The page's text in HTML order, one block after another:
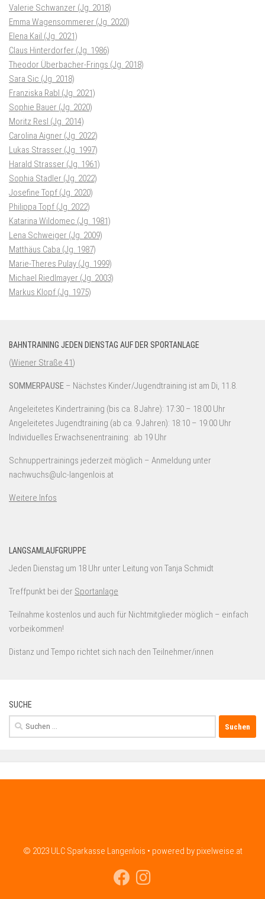
Valerie Schwanzer (Jg. 2018)
Emma Wagensommerer (Jg. 2020)
Elena Kail (Jg. 2021)
Claus Hinterdorfer (Jg. 1986)
Theodor Überbacher-Frings (Jg. 2018)
Sara Sic (Jg. 2018)
Franziska Rabl (Jg. 2021)
Sophie Bauer (Jg. 2020)
Moritz Resl (Jg. 2014)
Carolina Aigner (Jg. 2022)
Lukas Strasser (Jg. 1997)
Harald Strasser (Jg. 1961)
Sophia Stadler (Jg. 2022)
Josefine Topf (Jg. 2020)
Philippa Topf (Jg. 2022)
Katarina Wildomec (Jg. 1981)
Lena Schweiger (Jg. 2009)
Matthäus Caba (Jg. 1987)
Marie-Theres Pulay (Jg. 1999)
Michael Riedlmayer (Jg. 2003)
Markus Klopf (Jg. 1975)
BAHNTRAINING JEDEN DIENSTAG AUF DER SPORTANLAGE
(Wiener Straße 41)
SOMMERPAUSE – Nächstes Kinder/Jugendtraining ist am Di, 11.8.
Angeleitetes Kindertraining (bis ca. 8 Jahre): 17:30 – 18:00 Uhr
Angeleitetes Jugendtraining (ab ca. 9 Jahren): 18:10 – 19:00 Uhr
Individuelles Erwachsenentraining: ab 19 Uhr
Schnuppertrainings jederzeit möglich – Anmeldung unter
nachwuchs@ulc-langenlois.at
Weitere Infos
LANGSAMLAUFGRUPPE
Jeden Dienstag um 18 Uhr unter Leitung von Tanja Schmidt
Treffpunkt bei der Sportanlage
Teilnahme kostenlos und auch für Nichtmitglieder möglich – einfach
vorbeikommen!
Distanz und Tempo richtet sich nach den Teilnehmer/innen
SUCHE
Suchen
nach:
© 2023 ULC Sparkasse Langenlois • powered by pixelweise.at